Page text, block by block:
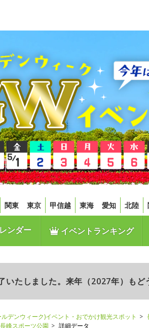
関東 東京 甲信越 東海 愛知 北陸
ンダー イベントランキング
いたしました。来年（2027年）もど
デンウィーク)イベント・おでかけ観光スポット
長峰スポーツ公園 詳細データ